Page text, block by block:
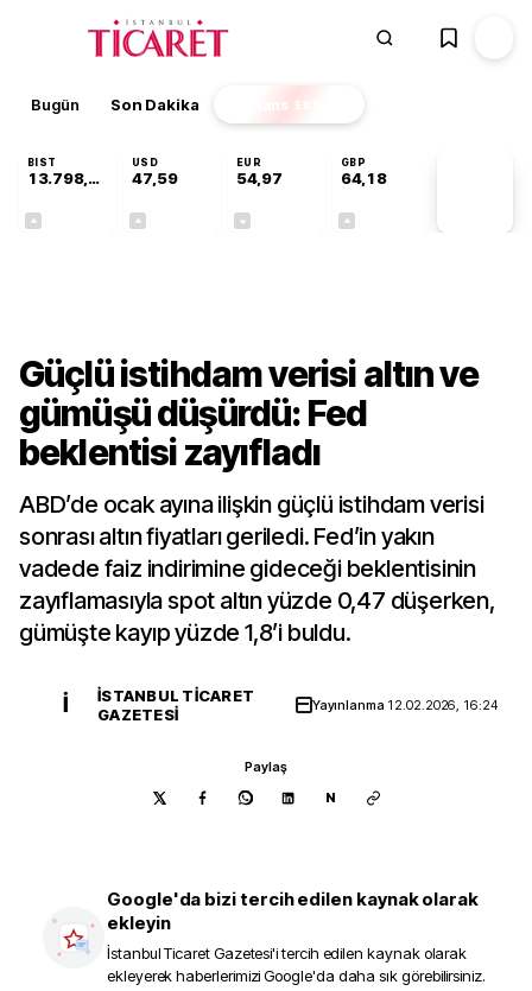
Bugün Son Dakika Finans EKSTRA
BIST
13.798,82
USD
47,59
EUR
54,97
GBP
64,18
Güçlü istihdam verisi altın ve
gümüşü düşürdü: Fed
beklentisi zayıfladı
ABD’de ocak ayına ilişkin güçlü istihdam verisi
sonrası altın fiyatları geriledi. Fed’in yakın
vadede faiz indirimine gideceği beklentisinin
zayıflamasıyla spot altın yüzde 0,47 düşerken,
gümüşte kayıp yüzde 1,8’i buldu.
İ
İSTANBUL TICARET
GAZETESI
Yayınlanma 12.02.2026, 16:24
Paylaş
N
Google'da bizi tercih edilen kaynak olarak
ekleyin
İstanbul Ticaret Gazetesi'i tercih edilen kaynak olarak
ekleyerek haberlerimizi Google'da daha sık görebilirsiniz.